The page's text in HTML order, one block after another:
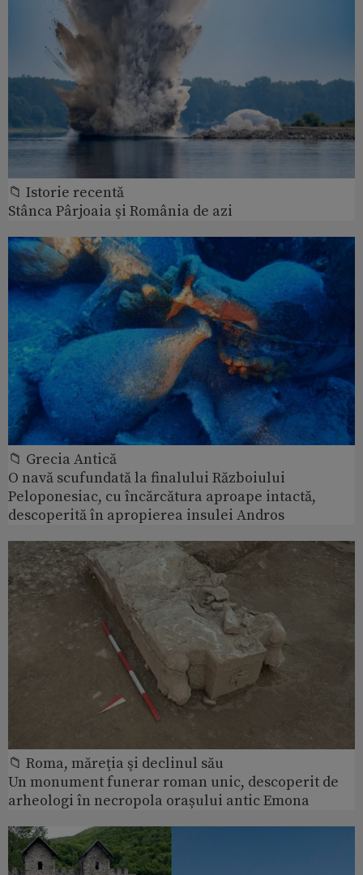
📁 Istorie recentă
Stânca Pârjoaia şi România de azi
📁 Grecia Antică
O navă scufundată la finalului Războiului
Peloponesiac, cu încărcătura aproape intactă,
descoperită în apropierea insulei Andros
📁 Roma, măreţia şi declinul său
Un monument funerar roman unic, descoperit de
arheologi în necropola orașului antic Emona